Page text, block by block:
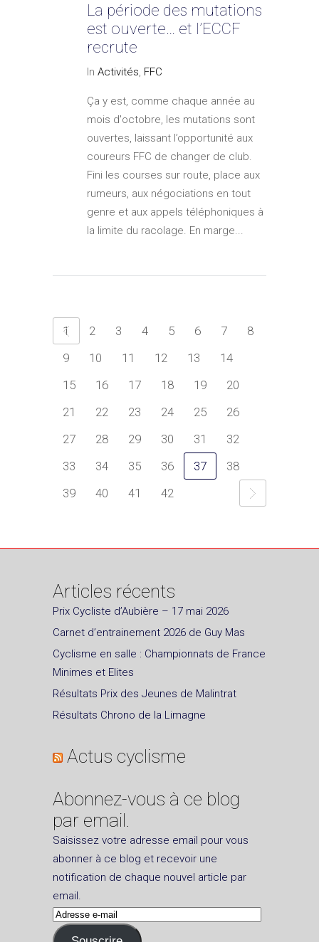
La période des mutations
est ouverte… et l’ECCF
recrute
In Activités, FFC
Ça y est, comme chaque année au
mois d'octobre, les mutations sont
ouvertes, laissant l’opportunité aux
coureurs FFC de changer de club.
Fini les courses sur route, place aux
rumeurs, aux négociations en tout
genre et aux appels téléphoniques à
la limite du racolage. En marge...
1 2 3 4 5 6 7
8
9
10 11 12 13
14
15
16 17 18 19
20
21
22 23 24 25
26
27
28 29 30 31
32
33
34 35 36 37
38
39
40 41 42
Articles récents
Prix Cycliste d’Aubière – 17 mai 2026
Carnet d’entrainement 2026 de Guy Mas
Cyclisme en salle : Championnats de France
Minimes et Elites
Résultats Prix des Jeunes de Malintrat
Résultats Chrono de la Limagne
Actus cyclisme
Abonnez-vous à ce blog
par email.
Saisissez votre adresse email pour vous
abonner à ce blog et recevoir une
notification de chaque nouvel article par
email.
Adresse
e-